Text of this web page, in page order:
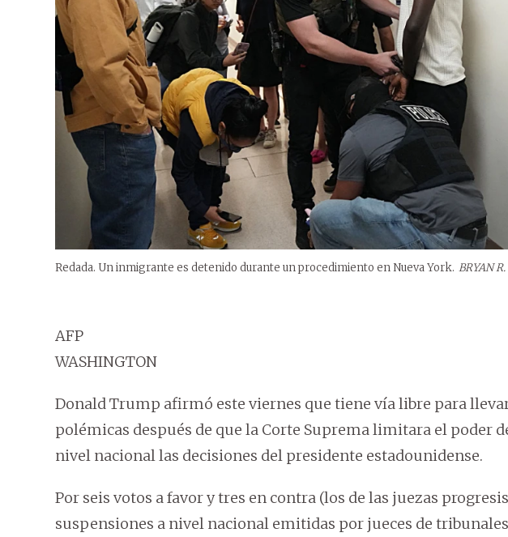
Redada. Un inmigrante es detenido durante un procedimiento en Nueva York. BRYAN
AFP
WASHINGTON
Donald Trump afirmó este viernes que tiene vía libre para
polémicas después de que la Corte Suprema limitara el poder
nivel nacional las decisiones del presidente estadounidense.
Por seis votos a favor y tres en contra (los de las juezas
suspensiones a nivel nacional emitidas por jueces de